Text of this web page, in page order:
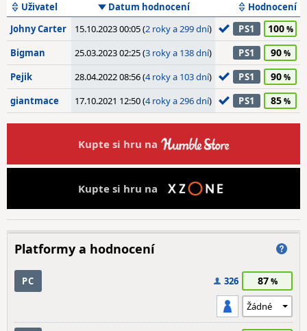
Uživatel Datum hodnocení
Hodnocení
Johny Carter
15.10.2023 00:05 (2 roky a 299 dní) PS1 100
Bigman 25.03.2023 02:25 (3 roky a 138 dní) PS1 90
Pejik 28.04.2022 08:56 (4 roky a 103 dní) PS1 90
giantmace 17.10.2021 12:50 (4 roky a 296 dní) PS1 85
Kupte si hru na
Kupte si hru na
Platformy a hodnocení
PC 326 87